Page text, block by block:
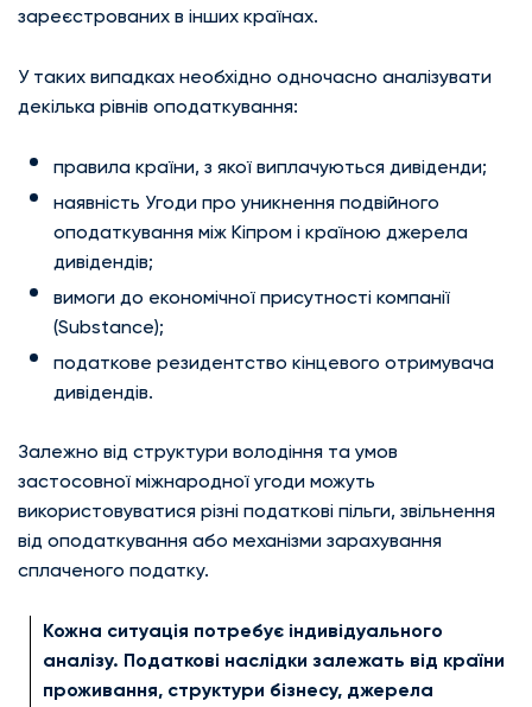
зареєстрованих в інших країнах.
У таких випадках необхідно одночасно аналізувати
декілька рівнів оподаткування:
правила країни, з якої виплачуються дивіденди;
наявність Угоди про уникнення подвійного
оподаткування між Кіпром і країною джерела
дивідендів;
вимоги до економічної присутності компанії
(Substance);
податкове резидентство кінцевого отримувача
дивідендів.
Залежно від структури володіння та умов
застосовної міжнародної угоди можуть
використовуватися різні податкові пільги, звільнення
від оподаткування або механізми зарахування
сплаченого податку.
Кожна ситуація потребує індивідуального
аналізу. Податкові наслідки залежать від країни
проживання, структури бізнесу, джерела